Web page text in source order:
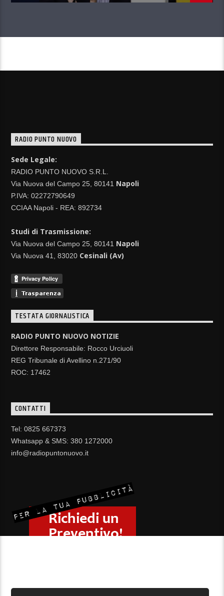
RADIO PUNTO NUOVO
Sede Legale:
RADIO PUNTO NUOVO S.R.L.
Via Nuova del Campo 25, 80141 Napoli
P.IVA: 02272790649
CCIAA Napoli - REA: 892734
Studi di Trasmissione:
Via Nuova del Campo 25, 80141 Napoli
Via Nuova 41, 83020 Cesinali (Av)
TESTATA GIORNALISTICA
RADIO PUNTO NUOVO NOTIZIE
Direttore Responsabile: Rocco Urciuoli
REG Tribunale di Avellino n.271/90
ROC: 17462
CONTATTI
Tel: 0825 667373
Whatsapp & SMS: 380 1272000
info@radiopuntonuovo.it